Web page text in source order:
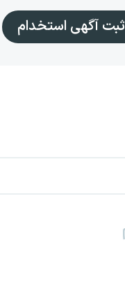
ثبت آگهی استخدام